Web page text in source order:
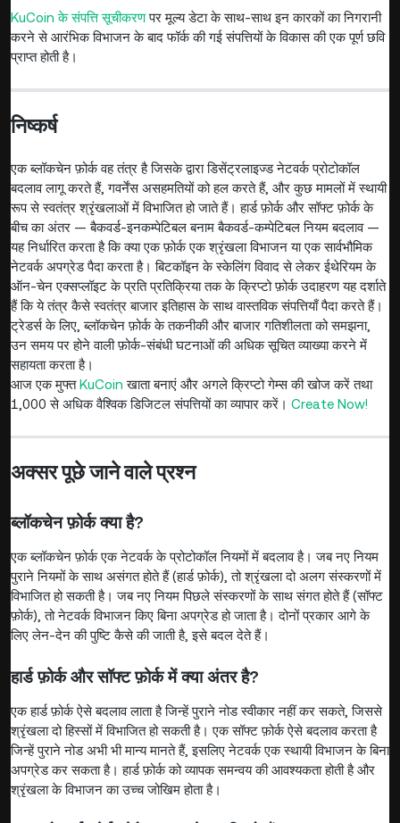
KuCoin के संपत्ति सूचीकरणपर मूल्य डेटा के साथ-साथ इन कारकों का निगरानी
करने से आरंभिक विभाजन के बाद फॉर्क की गई संपत्तियों के विकास की एक पूर्ण छवि
प्राप्त होती है।
निष्कर्ष
एक ब्लॉकचेन फ़ोर्क वह तंत्र है जिसके द्वारा डिसेंट्रलाइज्ड नेटवर्क प्रोटोकॉल
बदलाव लागू करते हैं, गवर्नेंस असहमतियों को हल करते हैं, और कुछ मामलों में स्थायी
रूप से स्वतंत्र श्रृंखलाओं में विभाजित हो जाते हैं। हार्ड फ़ोर्क और सॉफ्ट फ़ोर्क के
बीच का अंतर — बैकवर्ड-इनकम्पेटिबल बनाम बैकवर्ड-कम्पेटिबल नियम बदलाव —
यह निर्धारित करता है कि क्या एक फ़ोर्क एक श्रृंखला विभाजन या एक सार्वभौमिक
नेटवर्क अपग्रेड पैदा करता है। बिटकॉइन के स्केलिंग विवाद से लेकर ईथेरियम के
ऑन-चेन एक्सप्लॉइट के प्रति प्रतिक्रिया तक के क्रिप्टो फ़ोर्क उदाहरण यह दर्शाते
हैं कि ये तंत्र कैसे स्वतंत्र बाजार इतिहास के साथ वास्तविक संपत्तियाँ पैदा करते हैं।
ट्रेडर्स के लिए, ब्लॉकचेन फ़ोर्क के तकनीकी और बाजार गतिशीलता को समझना,
उन समय पर होने वाली फ़ोर्क-संबंधी घटनाओं की अधिक सूचित व्याख्या करने में
सहायता करता है।
आज एक मुफ्तKuCoin खाता बनाएं और अगले क्रिप्टो गेम्स की खोज करें तथा
1,000 से अधिक वैश्विक डिजिटल संपत्तियों का व्यापार करें। Create Now!
अक्सर पूछे जाने वाले प्रश्न
ब्लॉकचेन फ़ोर्क क्या है?
एक ब्लॉकचेन फ़ोर्क एक नेटवर्क के प्रोटोकॉल नियमों में बदलाव है। जब नए नियम
पुराने नियमों के साथ असंगत होते हैं (हार्ड फ़ोर्क), तो श्रृंखला दो अलग संस्करणों में
विभाजित हो सकती है। जब नए नियम पिछले संस्करणों के साथ संगत होते हैं (सॉफ्ट
फ़ोर्क), तो नेटवर्क विभाजन किए बिना अपग्रेड हो जाता है। दोनों प्रकार आगे के
लिए लेन-देन की पुष्टि कैसे की जाती है, इसे बदल देते हैं।
हार्ड फ़ोर्क और सॉफ्ट फ़ोर्क में क्या अंतर है?
एक हार्ड फ़ोर्क ऐसे बदलाव लाता है जिन्हें पुराने नोड स्वीकार नहीं कर सकते, जिससे
श्रृंखला दो हिस्सों में विभाजित हो सकती है। एक सॉफ्ट फ़ोर्क ऐसे बदलाव करता है
जिन्हें पुराने नोड अभी भी मान्य मानते हैं, इसलिए नेटवर्क एक स्थायी विभाजन के बिना
अपग्रेड कर सकता है। हार्ड फ़ोर्क को व्यापक समन्वय की आवश्यकता होती है और
श्रृंखला के विभाजन का उच्च जोखिम होता है।